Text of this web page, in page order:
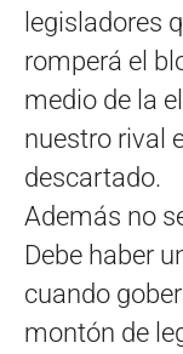
legisladores
romperá el
medio de la
nuestro rival
descartado.
Además no
Debe haber
cuando
montón de